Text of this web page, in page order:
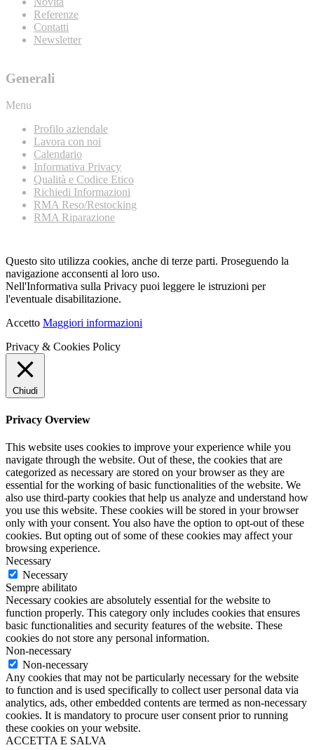
Referenze
Contatti
Newsletter
Generali
Menu
Profilo aziendale
Lavora con noi
Calendario
Informativa Privacy
Qualità e Codice Etico
Richiedi Informazioni
RMA Reso/Restocking
RMA Riparazione
Questo sito utilizza cookies, anche di terze parti. Proseguendo la
navigazione acconsenti al loro uso.
Nell'Informativa sulla Privacy puoi leggere le istruzioni per
l'eventuale disabilitazione.
Accetto Maggiori informazioni
Privacy & Cookies Policy
Chiudi
Privacy Overview
This website uses cookies to improve your experience while you
navigate through the website. Out of these, the cookies that are
categorized as necessary are stored on your browser as they are
essential for the working of basic functionalities of the website. We
also use third-party cookies that help us analyze and understand how
you use this website. These cookies will be stored in your browser
only with your consent. You also have the option to opt-out of these
cookies. But opting out of some of these cookies may affect your
browsing experience.
Necessary
Necessary
Sempre abilitato
Necessary cookies are absolutely essential for the website to
function properly. This category only includes cookies that ensures
basic functionalities and security features of the website. These
cookies do not store any personal information.
Non-necessary
Non-necessary
Any cookies that may not be particularly necessary for the website
to function and is used specifically to collect user personal data via
analytics, ads, other embedded contents are termed as non-necessary
cookies. It is mandatory to procure user consent prior to running
these cookies on your website.
ACCETTA E SALVA